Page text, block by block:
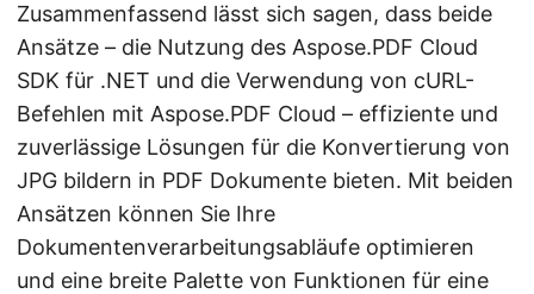
Zusammenfassend lässt sich sagen, dass beide
Ansätze – die Nutzung des Aspose.PDF Cloud
SDK für .NET und die Verwendung von cURL-
Befehlen mit Aspose.PDF Cloud – effiziente und
zuverlässige Lösungen für die Konvertierung von
JPG bildern in PDF Dokumente bieten. Mit beiden
Ansätzen können Sie Ihre
Dokumentenverarbeitungsabläufe optimieren
und eine breite Palette von Funktionen für eine